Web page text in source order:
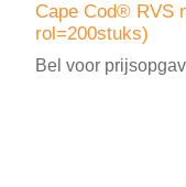
Cape Cod® RVS
rol=200stuks)
Bel voor